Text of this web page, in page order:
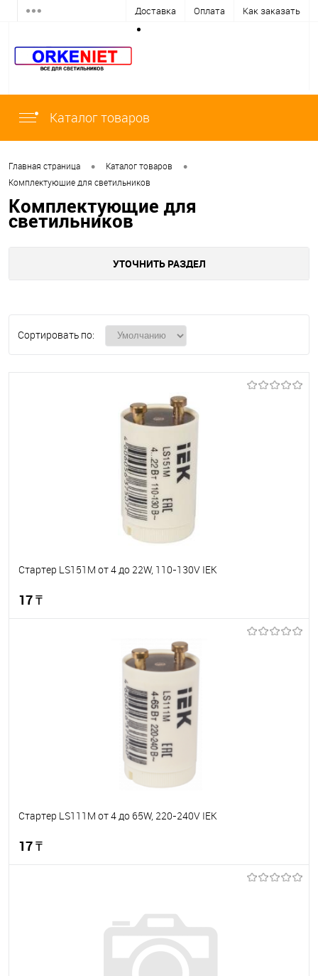
Доставка Оплата Как заказать
Каталог товаров
Главная страница • Каталог товаров •
Комплектующие для светильников
Комплектующие для
светильников
УТОЧНИТЬ РАЗДЕЛ
Сортировать по:
Стартер LS151M от 4 до 22W, 110-130V IEK
17 ₸
В корзину
Стартер LS111M от 4 до 65W, 220-240V IEK
17 ₸